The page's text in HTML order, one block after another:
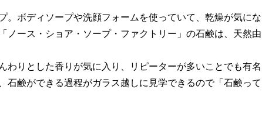
。ボディソープや洗顔フォームを使っていて、乾燥が気にな
ノース・ショア・ソープ・ファクトリー」の石鹸は、天然由
わりとした香りが気に入り、リピーターが多いことでも有名
石鹸ができる過程がガラス越しに見学できるので「石鹸って